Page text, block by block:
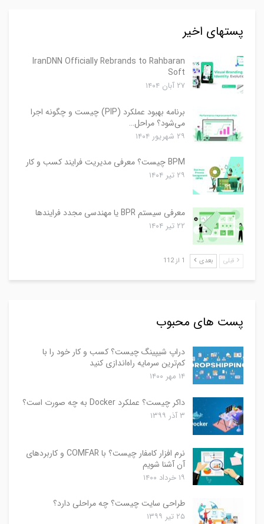
پستهای اخیر
IranDNN Officially Rebrands to Rahbaran
Soft
۲۷ آبان ۱۴۰۴
برنامه بهبود عملکرد (PIP) چیست و چگونه اجرا
می‌شود؟ مراحل…
۲۹ شهریور ۱۴۰۴
BPM چیست؟ معرفی مدیریت فرایند کسب و کار
۲۹ تیر ۱۴۰۴
معرفی سیستم BPR یا مهندسی مجدد فرایندها
۲۲ تیر ۱۴۰۴
قبلی بعدی 1 از 112
پست های محبوب
دراپ شیپینگ چیست؟ کسب و کار خود را با
کم‌ترین سرمایه راه‌اندازی کنید
۱۴ مهر ۱۴۰۰
داکر چیست؟ عملکرد Docker به چه صورت است؟
۳ آذر ۱۳۹۹
نرم افزار کامفار چیست؟ با COMFAR و کاربردهای
آن آشنا شویم
۱۹ خرداد ۱۴۰۰
طراحی سایت چیست؟ چه مراحلی دارد؟
۲۵ تیر ۱۳۹۹